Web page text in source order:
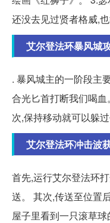
还没去见过贤者格威,
艾尔登法环暴风城
. 暴风城主的一阶段主
合光匕首打断我们喝
次,保持移动就可以躲
艾尔登法环冲击波
首先,运行艾尔登法环
送。 其次,传送至位置
屋子里看到一只滚草